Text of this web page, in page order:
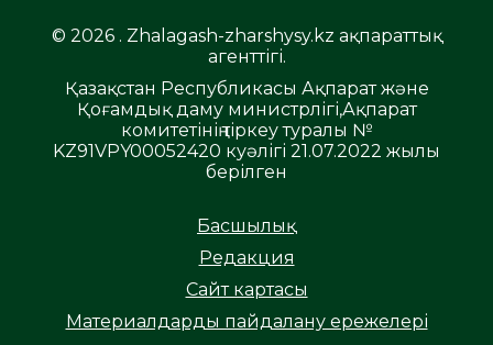
© 2026 . Zhalagash-zharshysy.kz ақпараттық
агенттігі.
Қазақстан Республикасы Ақпарат және
Қоғамдық даму министрлігі,Ақпарат
комитетінің тіркеу туралы №
KZ91VPY00052420 куәлігі 21.07.2022 жылы
берілген
Басшылық
Редакция
Сайт картасы
Материалдарды пайдалану ережелері